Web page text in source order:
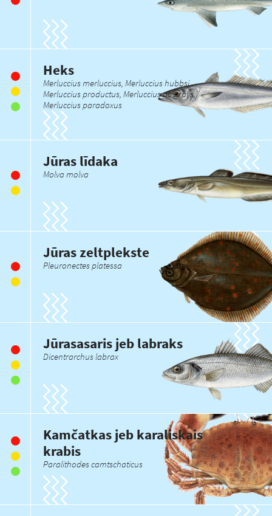
Heks
Merluccius merluccius, Merluccius hubbsi,
Merluccius productus, Merluccius australis,
Merluccius paradoxus
Jūras līdaka
Molva molva
Jūras zeltplekste
Pleuronectes platessa
Jūrasasaris jeb labraks
Dicentrarchus labrax
Kamčatkas jeb karaliskais
krabis
Paralithodes camtschaticus